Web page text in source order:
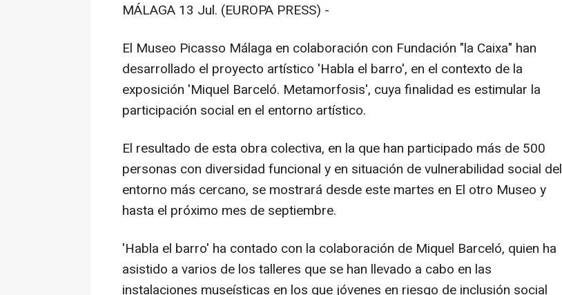
MÁLAGA 13 Jul. (EUROPA PRESS) -
El Museo Picasso Málaga en colaboración con Fundación "la Caixa" han
desarrollado el proyecto artístico 'Habla el barro', en el contexto de la
exposición 'Miquel Barceló. Metamorfosis', cuya finalidad es estimular la
participación social en el entorno artístico.
El resultado de esta obra colectiva, en la que han participado más de 500
personas con diversidad funcional y en situación de vulnerabilidad social del
entorno más cercano, se mostrará desde este martes en El otro Museo y
hasta el próximo mes de septiembre.
'Habla el barro' ha contado con la colaboración de Miquel Barceló, quien ha
asistido a varios de los talleres que se han llevado a cabo en las
instalaciones museísticas en los que jóvenes en riesgo de inclusión social